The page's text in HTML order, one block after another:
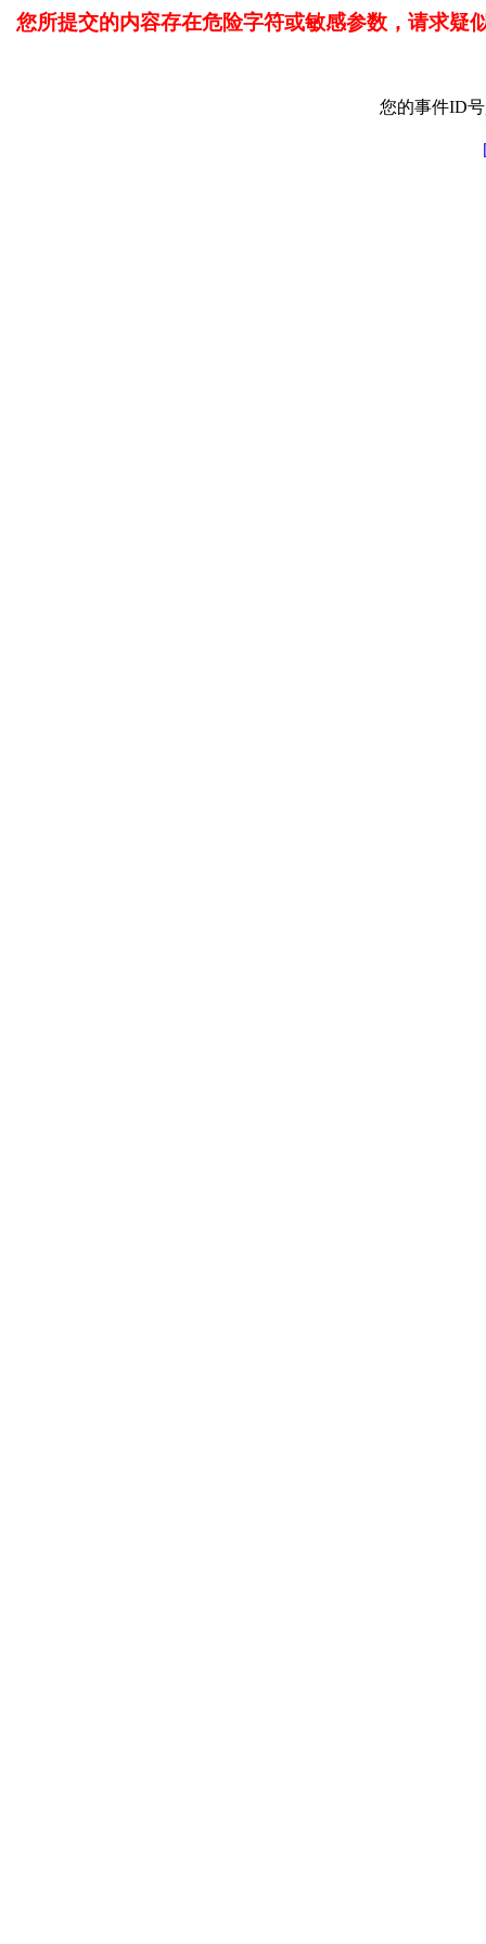
您所提交的内容存在危险字符或敏感参数，请求疑
您的事件ID号